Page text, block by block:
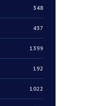
348
437
1399
192
1022